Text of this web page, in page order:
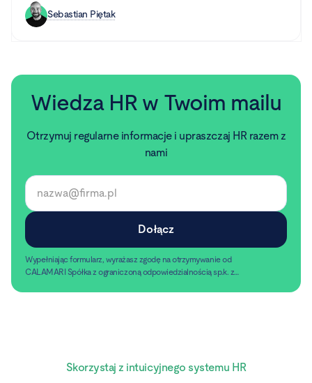
urlop opiekuńczy.
Sebastian Piętak
Wiedza HR w Twoim mailu
Otrzymuj regularne informacje i upraszczaj HR razem z
nami
Wypełniając formularz, wyrażasz zgodę na otrzymywanie od
CALAMARI Spółka z ograniczoną odpowiedzialnością sp.k. z
Skorzystaj z intuicyjnego systemu HR